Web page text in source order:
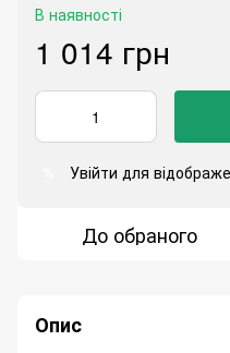
В наявності
1 014 грн
Увійти для
До обраного
Опис